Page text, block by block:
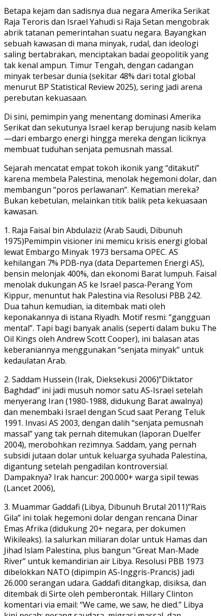
Betapa kejam dan sadisnya dua negara Amerika Serikat
Raja Teroris dan Israel Yahudi si Raja Setan mengobrak
abrik tatanan pemerintahan suatu negara. Bayangkan
sebuah kawasan di mana minyak, rudal, dan ideologi
saling bertabrakan, menciptakan badai geopolitik yang
tak kenal ampun. Timur Tengah, dengan cadangan
minyak terbesar dunia (sekitar 48% dari total global
menurut BP Statistical Review 2025), sering jadi arena
perebutan kekuasaan.
Di sini, pemimpin yang menentang dominasi Amerika
Serikat dan sekutunya Israel kerap berujung nasib kelam
—dari embargo energi hingga mereka dengan liciknya
membuat tuduhan senjata pemusnah massal.
Sejarah mencatat empat tokoh ikonik yang “ditakuti”
karena membela Palestina, menolak hegemoni dolar, dan
membangun “poros perlawanan”. Kematian mereka?
Bukan kebetulan, melainkan titik balik peta kekuasaan
kawasan.
1. Raja Faisal bin Abdulaziz (Arab Saudi, Dibunuh
1975)Pemimpin visioner ini memicu krisis energi global
lewat Embargo Minyak 1973 bersama OPEC. AS
kehilangan 7% PDB-nya (data Departemen Energi AS),
bensin melonjak 400%, dan ekonomi Barat lumpuh. Faisal
menolak dukungan AS ke Israel pasca-Perang Yom
Kippur, menuntut hak Palestina via Resolusi PBB 242.
Dua tahun kemudian, ia ditembak mati oleh
keponakannya di istana Riyadh. Motif resmi: “gangguan
mental”. Tapi bagi banyak analis (seperti dalam buku The
Oil Kings oleh Andrew Scott Cooper), ini balasan atas
keberaniannya menggunakan “senjata minyak” untuk
kedaulatan Arab.
2. Saddam Hussein (Irak, Dieksekusi 2006)”Diktator
Baghdad” ini jadi musuh nomor satu AS-Israel setelah
menyerang Iran (1980-1988, didukung Barat awalnya)
dan menembaki Israel dengan Scud saat Perang Teluk
1991. Invasi AS 2003, dengan dalih “senjata pemusnah
massal” yang tak pernah ditemukan (laporan Duelfer
2004), merobohkan rezimnya. Saddam, yang pernah
subsidi jutaan dolar untuk keluarga syuhada Palestina,
digantung setelah pengadilan kontroversial.
Dampaknya? Irak hancur: 200.000+ warga sipil tewas
(Lancet 2006),
3. Muammar Gaddafi (Libya, Dibunuh Brutal 2011)”Raïs
Gila” ini tolak hegemoni dolar dengan rencana Dinar
Emas Afrika (didukung 20+ negara, per dokumen
Wikileaks). Ia salurkan miliaran dolar untuk Hamas dan
Jihad Islam Palestina, plus bangun “Great Man-Made
River” untuk kemandirian air Libya. Resolusi PBB 1973
dibelokkan NATO (dipimpin AS-Inggris-Prancis) jadi
26.000 serangan udara. Gaddafi ditangkap, disiksa, dan
ditembak di Sirte oleh pemberontak. Hillary Clinton
komentari via email: “We came, we saw, he died.” Libya